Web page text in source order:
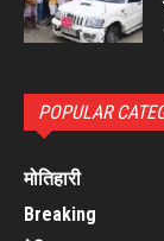
POPULAR
मोतिहारी
Breaking